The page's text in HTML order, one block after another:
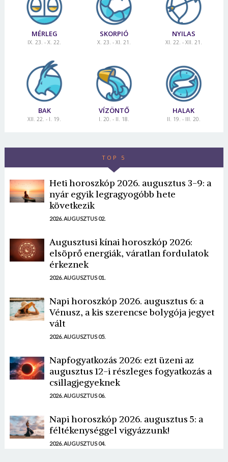
MÉRLEG
IX. 23. - X. 22.
SKORPIÓ
X. 23. - XI. 21.
NYILAS
XI. 22. - XII. 21.
BAK
XII. 22. - I. 19.
VÍZÖNTŐ
I. 20. - II. 18.
HALAK
II. 19. - III. 20.
TOP 5
Heti horoszkóp 2026. augusztus 3-9: a
nyár egyik legragyogóbb hete
következik
2026. AUGUSZTUS 02.
Augusztusi kínai horoszkóp 2026:
elsöprő energiák, váratlan fordulatok
érkeznek
2026. AUGUSZTUS 01.
Napi horoszkóp 2026. augusztus 6: a
Vénusz, a kis szerencse bolygója jegyet
vált
2026. AUGUSZTUS 05.
Napfogyatkozás 2026: ezt üzeni az
augusztus 12-i részleges fogyatkozás a
csillagjegyeknek
2026. AUGUSZTUS 06.
Napi horoszkóp 2026. augusztus 5: a
féltékenységgel vigyázzunk!
2026. AUGUSZTUS 04.